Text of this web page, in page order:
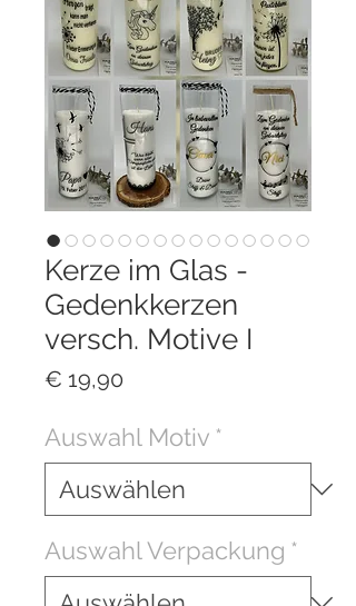
Kerze im Glas -
Gedenkkerzen
versch. Motive I
€ 19,90
Auswahl Motiv *
Auswahl Verpackung *